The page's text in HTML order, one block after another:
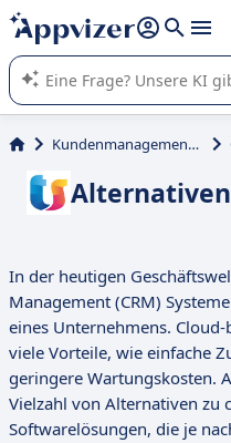
beantworten (mehrere Zeilen
Die KI von Appvizer führt Sie
von SaaS-Software in
Kundenmanagement und Vertrieb
Alternativen
In der heutigen
Management (CRM)
eines Unternehmens.
viele Vorteile, wie einfache
geringere Wartungskosten.
Vielzahl von Alternativen zu
Softwarelösungen, die je